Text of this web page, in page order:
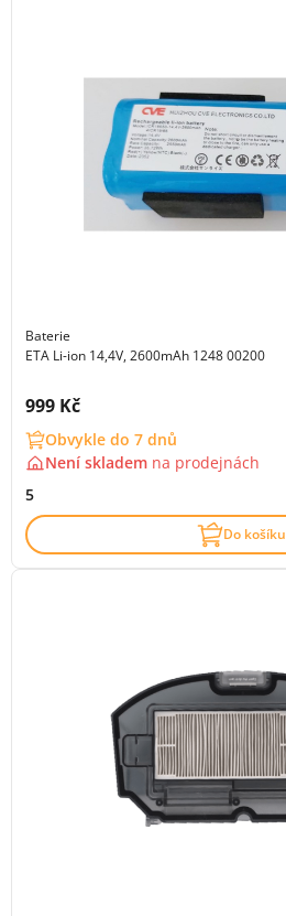
Baterie
ETA Li-ion 14,4V, 2600mAh 1248 00200
Cena s DPH:
999 Kč
Obvykle do 7 dnů
Není skladem na prodejnách
5
Do košíku